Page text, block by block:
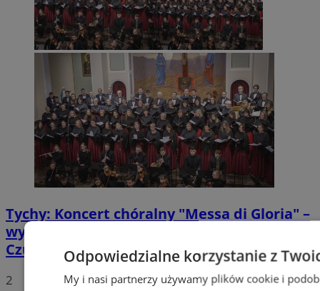
Tychy: Koncert chóralny "Messa di Gloria" –
wyjątkowe wydarzenie muzyczne w
Czułowie
2
Odpowiedzialne korzystanie z
My i nasi partnerzy używamy plików cookie i